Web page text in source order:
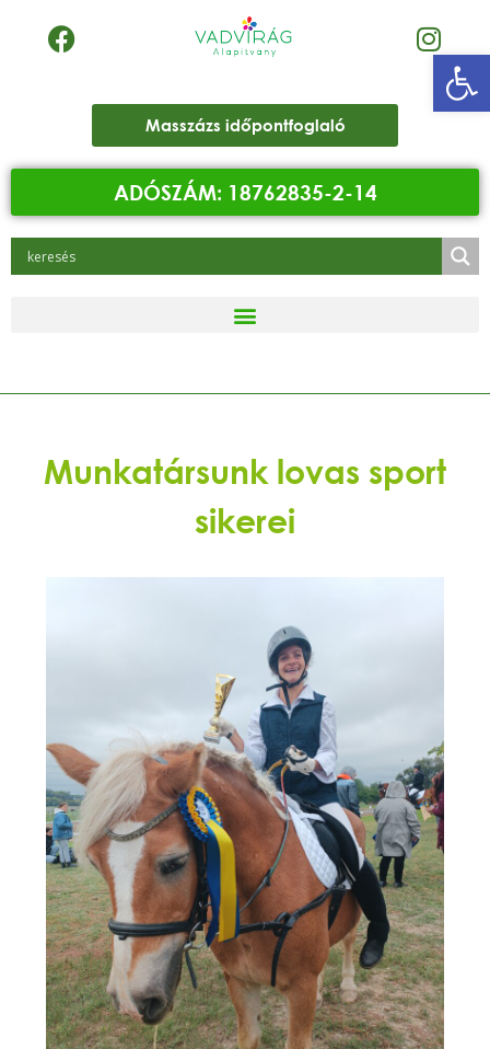
Masszázs időpontfoglaló
ADÓSZÁM: 18762835-2-14
Munkatársunk lovas sport
sikerei